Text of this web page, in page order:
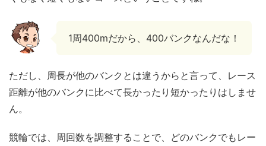
1周400mだから、400バンクなんだな！
ただし、周長が他のバンクとは違うからと言って、レース
距離が他のバンクに比べて長かったり短かったりはしませ
ん。
競輪では、周回数を調整することで、どのバンクでもレー